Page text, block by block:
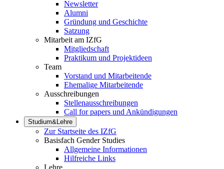
Newsletter
Alumni
Gründung und Geschichte
Satzung
Mitarbeit am IZfG
Mitgliedschaft
Praktikum und Projektideen
Team
Vorstand und Mitarbeitende
Ehemalige Mitarbeitende
Ausschreibungen
Stellenausschreibungen
Call for papers und Ankündigungen
Studium&Lehre
Zur Startseite des IZfG
Basisfach Gender Studies
Allgemeine Informationen
Hilfreiche Links
Lehre